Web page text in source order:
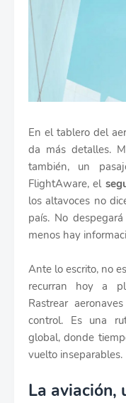
En el tablero del
da más detalles.
también, un
FlightAware, el
los altavoces no
país. No
menos hay
Ante lo escrito, no
recurran hoy a
Rastrear
control. Es una
global, donde
vuelto inseparables.
La aviación,